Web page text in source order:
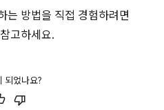
방법을 직접 경험하려면
고하세요.
되었나요?